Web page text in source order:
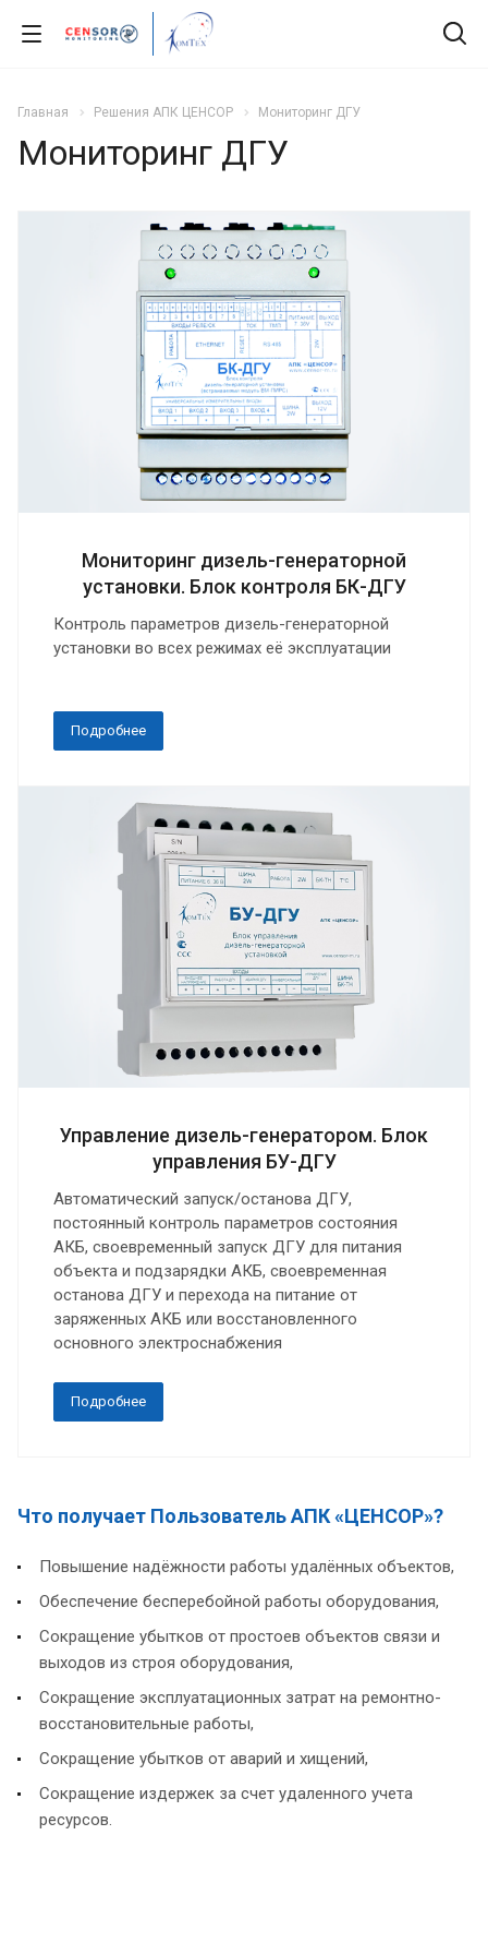
Главная Решения АПК ЦЕНСОР Мониторинг ДГУ
Мониторинг ДГУ
Мониторинг дизель-генераторной
установки. Блок контроля БК-ДГУ
Контроль параметров дизель-генераторной
установки во всех режимах её эксплуатации
Подробнее
Управление дизель-генератором. Блок
управления БУ-ДГУ
Автоматический запуск/останова ДГУ,
постоянный контроль параметров состояния
АКБ, своевременный запуск ДГУ для питания
объекта и подзарядки АКБ, своевременная
останова ДГУ и перехода на питание от
заряженных АКБ или восстановленного
основного электроснабжения
Подробнее
Что получает Пользователь АПК «ЦЕНСОР»?
Повышение надёжности работы удалённых объектов,
Обеспечение бесперебойной работы оборудования,
Сокращение убытков от простоев объектов связи и
выходов из строя оборудования,
Сокращение эксплуатационных затрат на ремонтно-
восстановительные работы,
Сокращение убытков от аварий и хищений,
Сокращение издержек за счет удаленного учета
ресурсов.